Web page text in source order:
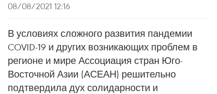
08/08/2021 12:16
В условиях сложного развития пандемии
COVID-19 и других возникающих проблем в
регионе и мире Ассоциация стран Юго-
Восточной Азии (АСЕАН) решительно
подтвердила дух солидарности и